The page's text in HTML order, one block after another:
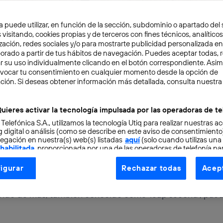
3 min
durará un
un tanto peculiar. El 30 de junio, los relojes
de más, también conocido como 'leap second',
puede utilizar, en función de la sección, subdominio o apartado del
visitando, cookies propias y de terceros con fines técnicos,
redes sociales y/o para mostrarte publicidad personalizada
a partir de tus hábitos de navegación. Puedes aceptar todas,
su uso individualmente clicando en el botón correspondiente.
tu consentimiento en cualquier momento desde la opción de
Si deseas obtener información más detallada, consulta nuestra
activar la tecnología impulsada por las operadoras de
S.A., utilizamos la tecnología Utiq para realizar nuestras
digital o análisis (como se describe en este aviso de
en nuestra(s) web(s) listadas aquí(solo cuando utilizas una
, proporcionada por una de las operadoras de telefonía
consentimiento en cada página web).
Utiq está diseñada con la privacidad como prioridad
tu dirección IP y otra información de la cuenta de cliente de
Rechazar todas